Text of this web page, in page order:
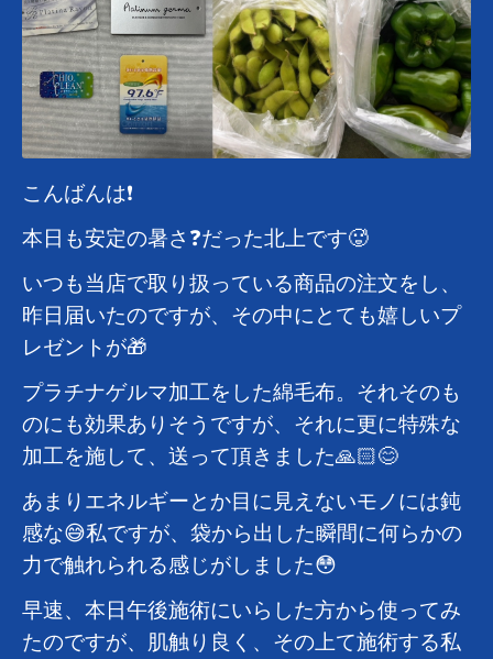
こんばんは❗️
本日も安定の暑さ❓だった北上です🥵
いつも当店で取り扱っている商品の注文をし、
昨日届いたのですが、その中にとても嬉しいプ
レゼントが🎁
プラチナゲルマ加工をした綿毛布。それそのも
のにも効果ありそうですが、それに更に特殊な
加工を施して、送って頂きました🙏🏻😊
あまりエネルギーとか目に見えないモノには鈍
感な😅私ですが、袋から出した瞬間に何らかの
力で触れられる感じがしました😳
早速、本日午後施術にいらした方から使ってみ
たのですが、肌触り良く、その上て施術する私